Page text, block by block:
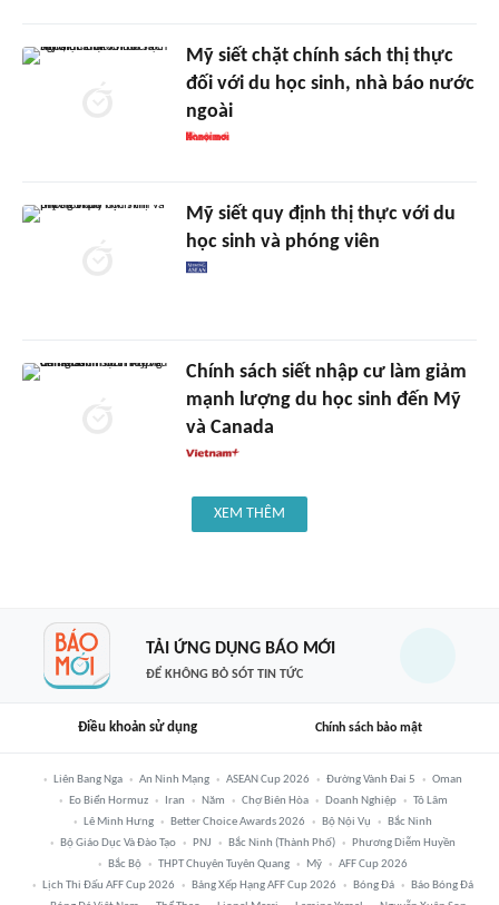
Mỹ siết chặt chính sách thị thực
đối với du học sinh, nhà báo nước
ngoài
Mỹ siết quy định thị thực với du
học sinh và phóng viên
Chính sách siết nhập cư làm giảm
mạnh lượng du học sinh đến Mỹ
và Canada
XEM THÊM
TẢI ỨNG DỤNG BÁO MỚI
ĐỂ KHÔNG BỎ SÓT TIN TỨC
Điều khoản sử dụng Chính sách bảo mật
Liên Bang Nga An Ninh Mạng ASEAN Cup 2026 Đường Vành Đai 5
Oman
Eo Biển Hormuz
Iran Năm Chợ Biên Hòa Doanh Nghiệp
Tô Lâm
Lê Minh Hưng
Better Choice Awards 2026 Bộ Nội Vụ
Bắc Ninh
Bộ Giáo Dục Và Đào Tạo
PNJ Bắc Ninh (thành Phố)
Phương Diễm Huyền
Bắc Bộ
THPT Chuyên Tuyên Quang Mỹ
AFF Cup 2026
Lịch Thi Đấu AFF Cup 2026
Bảng Xếp Hạng AFF Cup 2026 Bóng Đá
Báo Bóng Đá